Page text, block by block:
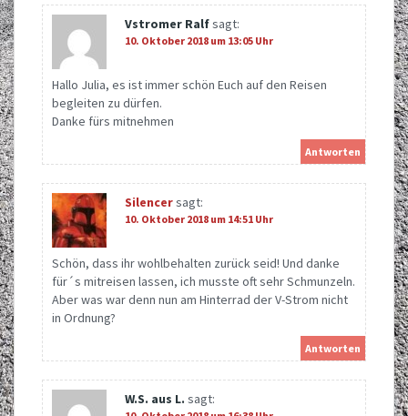
Vstromer Ralfsagt:
10. Oktober 2018 um 13:05 Uhr
Hallo Julia, es ist immer schön Euch auf den Reisen
begleiten zu dürfen.
Danke fürs mitnehmen
Antworten
Silencersagt:
10. Oktober 2018 um 14:51 Uhr
Schön, dass ihr wohlbehalten zurück seid! Und danke
für´s mitreisen lassen, ich musste oft sehr Schmunzeln.
Aber was war denn nun am Hinterrad der V-Strom nicht
in Ordnung?
Antworten
W.S. aus L. sagt: